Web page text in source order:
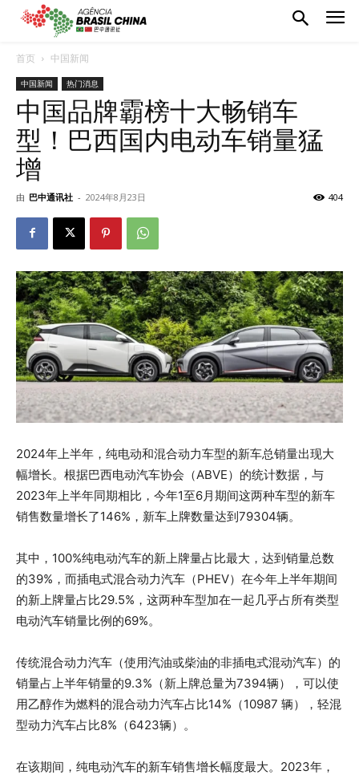
首页 中国新闻
中国新闻 热门消息
中国品牌霸榜十大畅销车
型！巴西国内电动车销量猛
增
由 巴中通讯社 - 2024年8月23日 404
2024年上半年，纯电动和混合动力车型的新车总销量出现大
幅增长。根据巴西电动汽车协会（ABVE）的统计数据，与
2023年上半年同期相比，今年1至6月期间这两种车型的新车
销售数量增长了146%，新车上牌数量达到79304辆。
其中，100%纯电动汽车的新上牌量占比最大，达到销量总数
的39%，而插电式混合动力汽车（PHEV）在今年上半年期间
的新上牌量占比29.5%，这两种车型加在一起几乎占所有类型
电动汽车销量比例的69%。
传统混合动力汽车（使用汽油或柴油的非插电式混动汽车）的
销量占上半年销量的9.3%（新上牌总量为7394辆），可以使
用乙醇作为燃料的混合动力汽车占比14%（10987 辆），轻混
型动力汽车占比8%（6423辆）。
在该期间，纯电动汽车的新车销售增长幅度最大。2023年，